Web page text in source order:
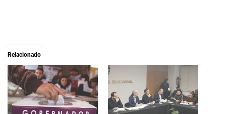
e
b
r
e
e
n
u
n
a
v
e
n
F
a
c
e
b
o
Relacionado